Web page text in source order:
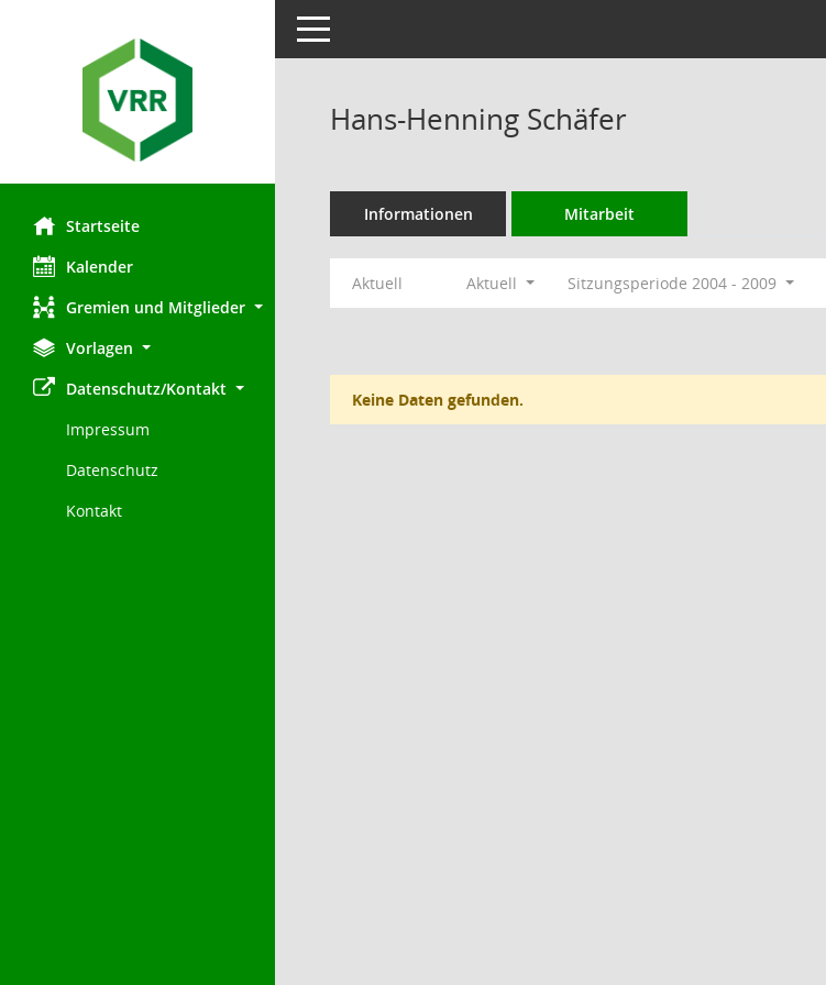
Startseite
Kalender
Gremien und Mitglieder
Vorlagen
Datenschutz/Kontakt
Impressum
Datenschutz
Kontakt
Toggle navigation
Hans-Henning Schäfer
Informationen Mitarbeit
Aktuell Aktuell Sitzungsperiode 2004 - 2009
Keine Daten gefunden.